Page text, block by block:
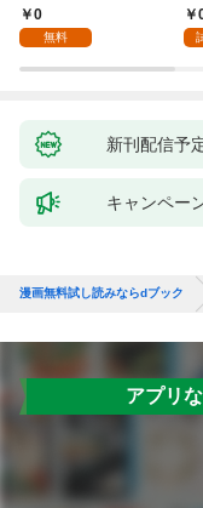
側～(1)
0
無料
新刊配信予
キャンペー
漫画無料試し読みならdブック
アプリ